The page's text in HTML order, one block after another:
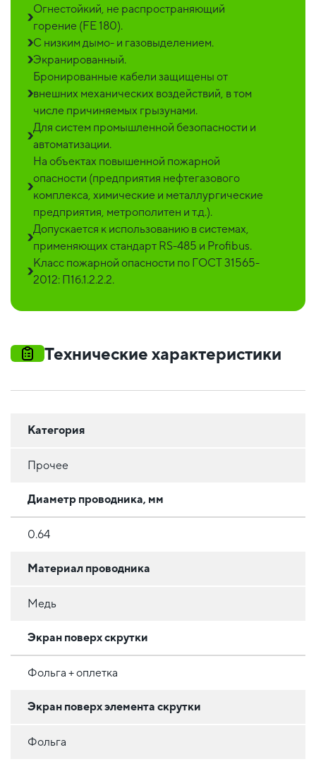
Огнестойкий, не распространяющий
горение (FE 180).
C низким дымо- и газовыделением.
Экранированный.
Бронированные кабели защищены от
внешних механических воздействий, в том
числе причиняемых грызунами.
Для систем промышленной безопасности и
автоматизации.
На объектах повышенной пожарной
опасности (предприятия нефтегазового
комплекса, химические и металлургические
предприятия, метрополитен и т.д.).
Допускается к использованию в системах,
применяющих стандарт RS-485 и Profibus.
Класс пожарной опасности по ГОСТ 31565-
2012: П1б.1.2.2.2.
Технические характеристики
Категория
Прочее
Диаметр проводника, мм
0.64
Материал проводника
Медь
Экран поверх скрутки
Фольга + оплетка
Экран поверх элемента скрутки
Фольга